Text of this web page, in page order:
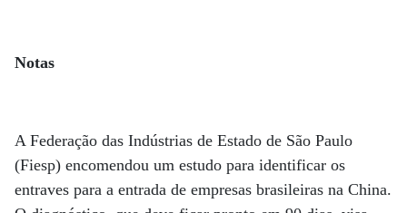
Notas
A Federação das Indústrias de Estado de São Paulo
(Fiesp) encomendou um estudo para identificar os
entraves para a entrada de empresas brasileiras na China.